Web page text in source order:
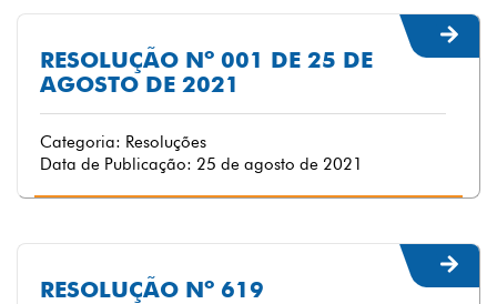
RESOLUÇÃO Nº 001 DE 25 DE
AGOSTO DE 2021
Categoria: Resoluções
Data de Publicação: 25 de agosto de 2021
RESOLUÇÃO Nº 619